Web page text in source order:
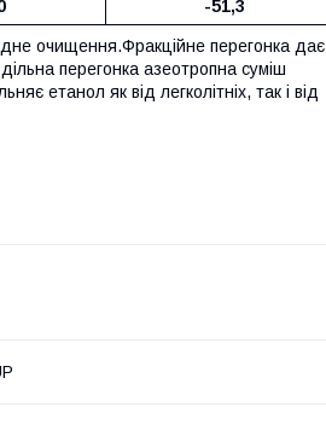
-51,3
очищення.Фракційне перегонка дає
перегонка азеотропна суміш
етанол як від легколітніх, так і від